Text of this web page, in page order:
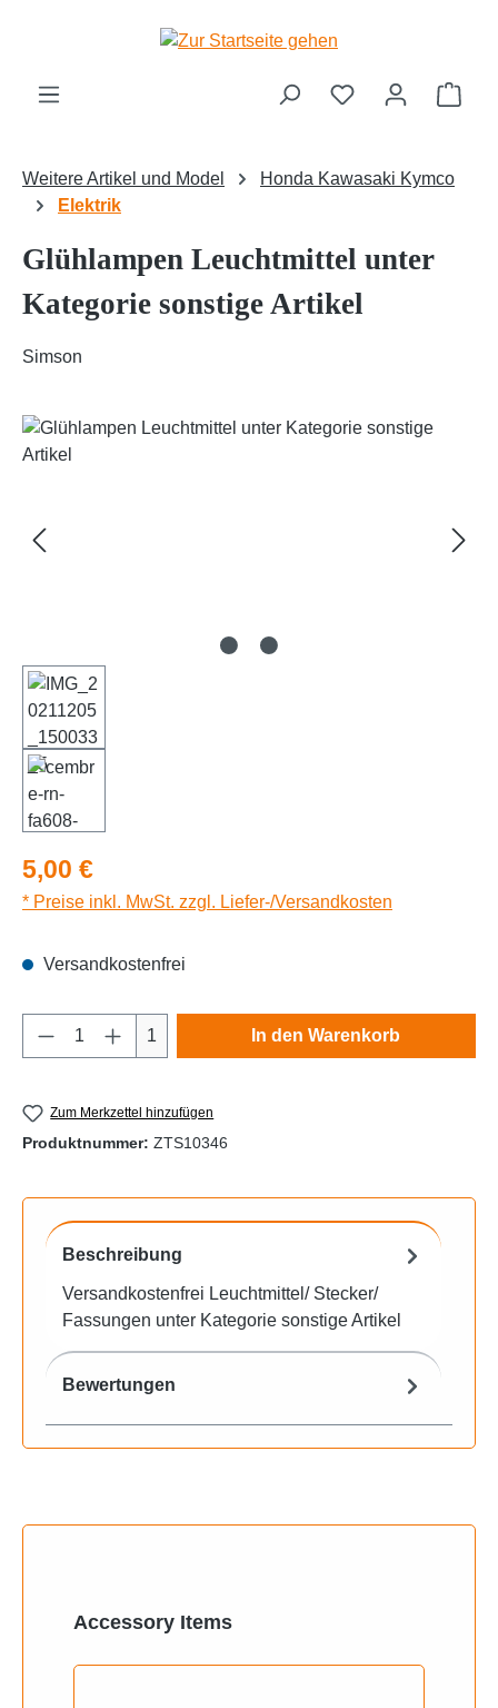
Zum Hauptinhalt springen
Weitere Artikel und Model
Honda Kawasaki Kymco
Elektrik
Glühlampen Leuchtmittel unter
Kategorie sonstige Artikel
Simson
Bildergalerie überspringen
Regulärer Preis:
5,00 €
* Preise inkl. MwSt. zzgl. Liefer-/Versandkosten
Versandkostenfrei
Produkt Anzahl: Gib den gewünschten
1 In den Warenkorb
Zum Merkzettel hinzufügen
Produktnummer: ZTS10346
Beschreibung
Versandkostenfrei Leuchtmittel/ Stecker/
Fassungen unter Kategorie sonstige Artikel
Bewertungen
Produktgalerie überspringen
Accessory Items